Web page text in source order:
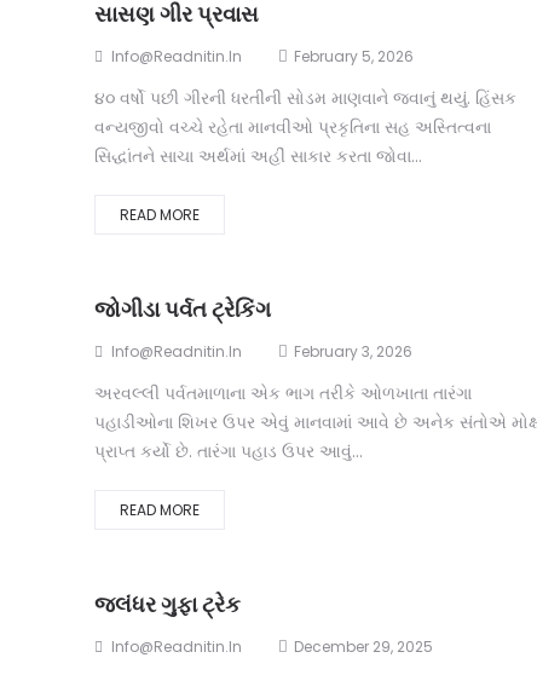
સાસણ ગીર પ્રવાસ
Info@readnitin.in February 5, 2026
૪૦ વર્ષો પછી ગીરની ધરતીની સોડમ માણવાને જવાનું થયું. હિંસક
વન્યજીવો વચ્ચે રહેતા માનવીઓ પ્રકૃતિના સહ અસ્તિત્વના
સિદ્ધાંતને સાચા અર્થમાં અહીં સાકાર કરતા જોવા...
READ MORE
જોગીડા પર્વત ટ્રેકિંગ
Info@readnitin.in February 3, 2026
અરવલ્લી પર્વતમાળાના એક ભાગ તરીકે ઓળખાતા તારંગા
પહાડીઓના શિખર ઉપર એવું માનવામાં આવે છે અનેક સંતોએ
પ્રાપ્ત કર્યો છે. તારંગા પહાડ ઉપર આવું...
READ MORE
જલંધર ગુફા ટ્રેક
Info@readnitin.in December 29, 2025